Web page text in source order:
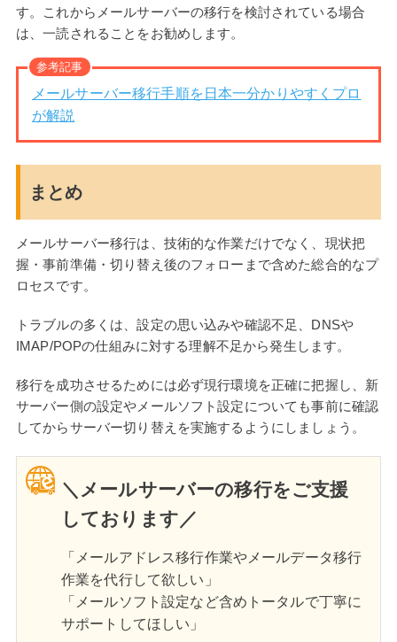
す。これからメールサーバーの移行を検討されている場合
は、一読されることをお勧めします。
参考記事
メールサーバー移行手順を日本一分かりやすくプロ
が解説
まとめ
メールサーバー移行は、技術的な作業だけでなく、現状把
握・事前準備・切り替え後のフォローまで含めた総合的なプ
ロセスです。
トラブルの多くは、設定の思い込みや確認不足、DNSや
IMAP/POPの仕組みに対する理解不足から発生します。
移行を成功させるためには必ず現行環境を正確に把握し、新
サーバー側の設定やメールソフト設定についても事前に確認
してからサーバー切り替えを実施するようにしましょう。
＼メールサーバーの移行をご支援
しております／
「メールアドレス移行作業やメールデータ移行
作業を代行して欲しい」
「メールソフト設定など含めトータルで丁寧に
サポートしてほしい」